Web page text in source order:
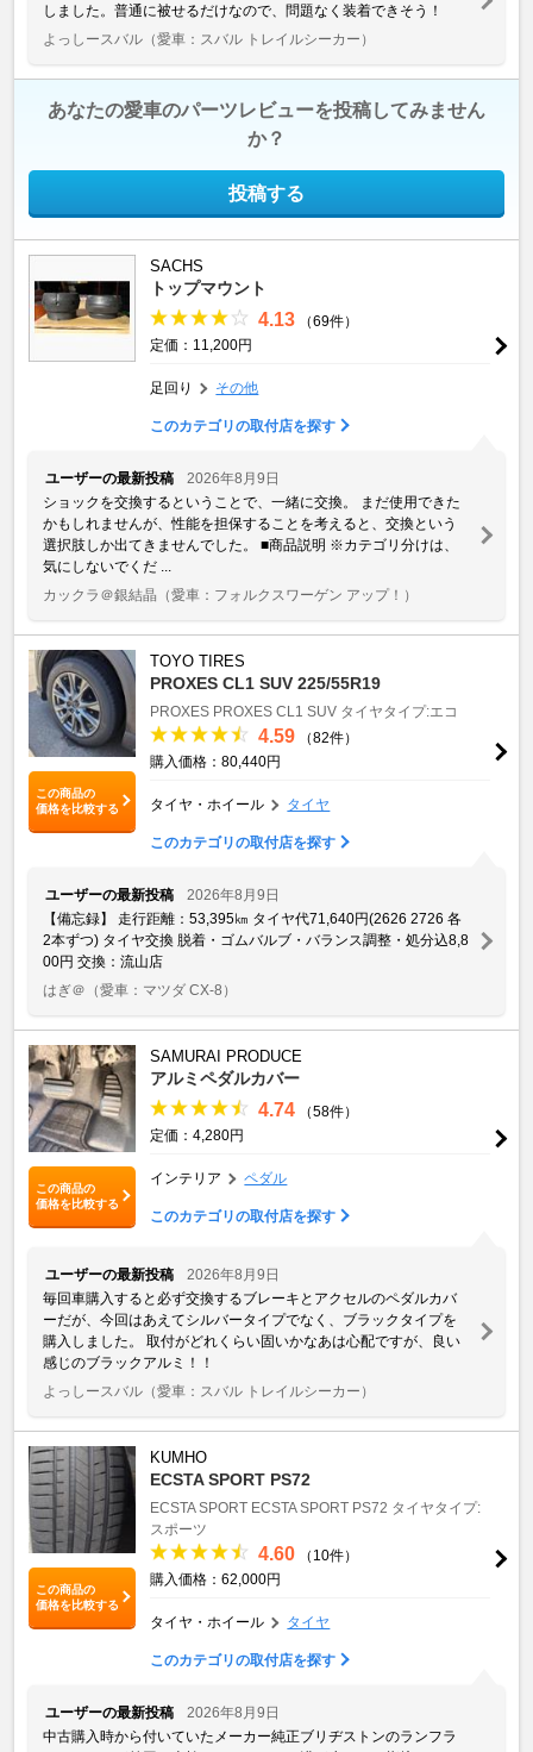
しました。普通に被せるだけなので、問題なく装着できそう！
よっしースバル （愛車：スバル トレイルシーカー）
あなたの愛車のパーツレビューを投稿してみません
か？
投稿する
SACHS
トップマウント
4.13
（69件）
定価：11,200円
足回り その他
このカテゴリの取付店を探す
ユーザーの最新投稿
2026年8月9日
ショックを交換するということで、一緒に交換。 まだ使用できた
かもしれませんが、性能を担保することを考えると、交換という
選択肢しか出てきませんでした。 ■商品説明 ※カテゴリ分けは、
気にしないでくだ ...
カックラ＠銀結晶 （愛車：フォルクスワーゲン アップ！）
この商品の
価格を比較する
TOYO TIRES
PROXES CL1 SUV 225/55R19
PROXES PROXES CL1 SUV タイヤタイプ:エコ
4.59
（82件）
購入価格：80,440円
タイヤ・ホイール タイヤ
このカテゴリの取付店を探す
ユーザーの最新投稿
2026年8月9日
【備忘録】 走行距離：53,395㎞ タイヤ代71,640円(2626 2726 各
2本ずつ) タイヤ交換 脱着・ゴムバルブ・バランス調整・処分込8,8
00円 交換：流山店
はぎ＠ （愛車：マツダ CX-8）
この商品の
価格を比較する
SAMURAI PRODUCE
アルミペダルカバー
4.74
（58件）
定価：4,280円
インテリア ペダル
このカテゴリの取付店を探す
ユーザーの最新投稿
2026年8月9日
毎回車購入すると必ず交換するブレーキとアクセルのペダルカバ
ーだが、今回はあえてシルバータイプでなく、ブラックタイプを
購入しました。 取付がどれくらい固いかなあは心配ですが、良い
感じのブラックアルミ！！
よっしースバル （愛車：スバル トレイルシーカー）
この商品の
価格を比較する
KUMHO
ECSTA SPORT PS72
ECSTA SPORT ECSTA SPORT PS72 タイヤタイプ:
スポーツ
4.60
（10件）
購入価格：62,000円
タイヤ・ホイール タイヤ
このカテゴリの取付店を探す
ユーザーの最新投稿
2026年8月9日
中古購入時から付いていたメーカー純正ブリヂストンのランフラ